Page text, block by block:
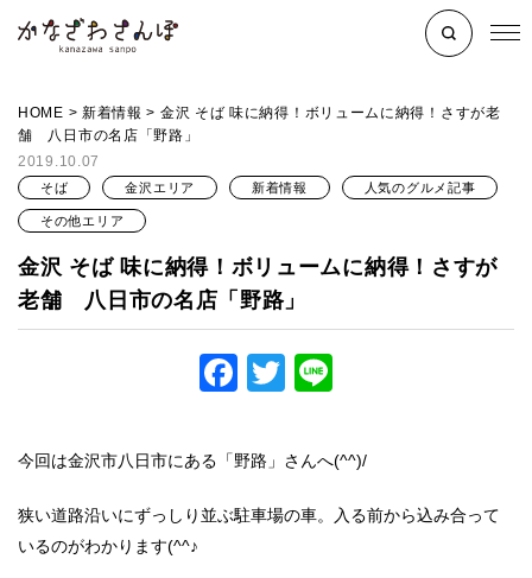
HOME > 新着情報 > 金沢 そば 味に納得！ボリュームに納得！さすが老
舗 八日市の名店「野路」
2019.10.07
そば 金沢エリア 新着情報 人気のグルメ記事
その他エリア
金沢 そば 味に納得！ボリュームに納得！さすが
老舗 八日市の名店「野路」
Facebook
Twitter
今回は金沢市八日市にある「野路」さんへ(^^)/
狭い道路沿いにずっしり並ぶ駐車場の車。入る前から込み合って
いるのがわかります(^^♪